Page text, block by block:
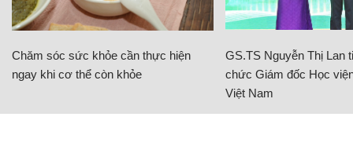
Chăm sóc sức khỏe cần thực hiện
ngay khi cơ thể còn khỏe
GS.TS Nguyễn Thị Lan
chức Giám đốc Học
Việt Nam